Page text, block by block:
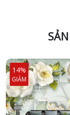
14%
GIẢM